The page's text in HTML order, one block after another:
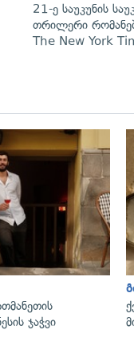
21-ე საუკუნის
თრილერი
The New York
ჯაჭვი